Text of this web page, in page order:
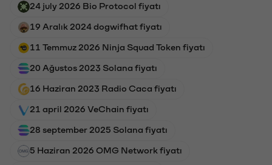
24 july 2026 Bio Protocol fiyatı
19 Aralık 2024 dogwifhat fiyatı
11 Temmuz 2026 Ninja Squad Token fiyatı
20 Ağustos 2023 Solana fiyatı
16 Haziran 2023 Radio Caca fiyatı
21 april 2026 VeChain fiyatı
28 september 2025 Solana fiyatı
5 Haziran 2026 OMG Network fiyatı